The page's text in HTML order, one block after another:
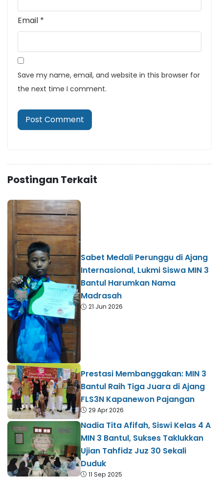
Email *
Save my name, email, and website in this browser for
the next time I comment.
Postingan Terkait
Sabet Medali Perunggu di Ajang
Internasional, Lukmi Siswa MIN 3
Bantul Harumkan Nama
Madrasah
21 Jun 2026
Prestasi Membanggakan: MIN 3
Bantul Raih Tiga Juara di Ajang
FLS3N Kapanewon Pajangan
29 Apr 2026
Nadia Tita Afifah, Siswi Kelas 4 A
MIN 3 Bantul, Sukses Taklukkan
Ujian Tahfidz Juz 30 Sekali
Duduk
11 Sep 2025